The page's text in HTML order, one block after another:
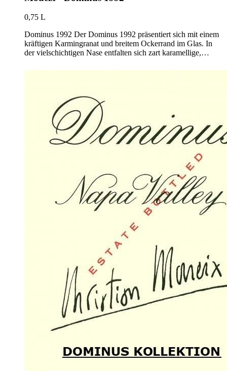
0,75 L
Dominus 1992 Der Dominus 1992 präsentiert sich mit einem
kräftigen Karmingranat und breitem Ockerrand im Glas. In
der vielschichtigen Nase entfalten sich zart karamellige,…